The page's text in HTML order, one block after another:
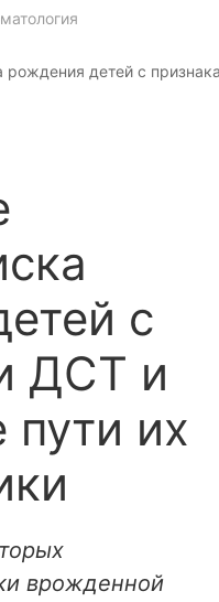
рождения детей с
с
ДСТ и
их
врожденной